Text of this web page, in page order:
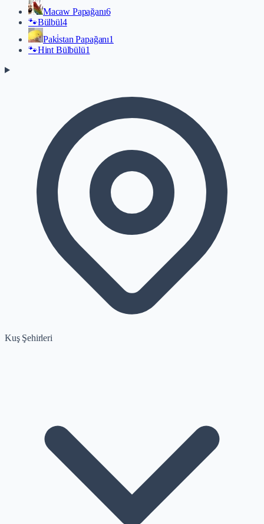
Macaw Papağanı6
🐾Bülbül4
Paki̇stan Papağanı1
🐾Hint Bülbülü1
Kuş Şehirleri